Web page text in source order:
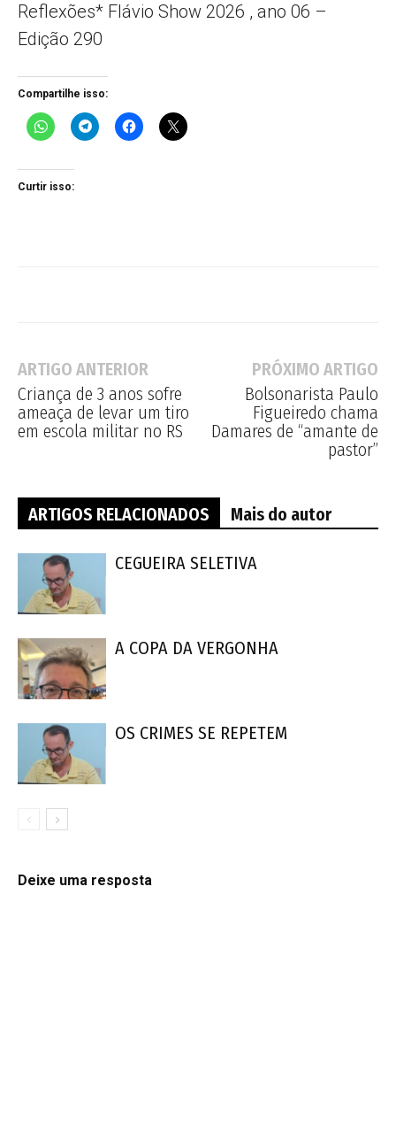
Reflexões* Flávio Show 2026 , ano 06 –
Edição 290
Compartilhe isso:
Curtir isso:
ARTIGO ANTERIOR
Criança de 3 anos sofre
ameaça de levar um tiro
em escola militar no RS
PRÓXIMO ARTIGO
Bolsonarista Paulo
Figueiredo chama
Damares de “amante de
pastor”
ARTIGOS RELACIONADOS Mais do autor
CEGUEIRA SELETIVA
A COPA DA VERGONHA
OS CRIMES SE REPETEM
Deixe uma resposta